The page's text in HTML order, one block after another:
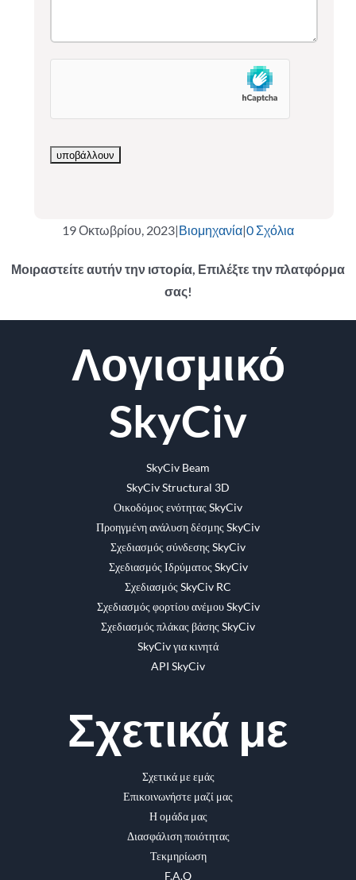
19 Οκτωβρίου, 2023|Βιομηχανία|0 Σχόλια
Μοιραστείτε αυτήν την ιστορία, Επιλέξτε την πλατφόρμα
σας!
Λογισμικό
SkyCiv
SkyCiv Beam
SkyCiv Structural 3D
Οικοδόμος ενότητας SkyCiv
Προηγμένη ανάλυση δέσμης SkyCiv
Σχεδιασμός σύνδεσης SkyCiv
Σχεδιασμός Ιδρύματος SkyCiv
Σχεδιασμός SkyCiv RC
Σχεδιασμός φορτίου ανέμου SkyCiv
Σχεδιασμός πλάκας βάσης SkyCiv
SkyCiv για κινητά
API SkyCiv
Σχετικά με
Σχετικά με εμάς
Επικοινωνήστε μαζί μας
Η ομάδα μας
Διασφάλιση ποιότητας
Τεκμηρίωση
F.A.Q